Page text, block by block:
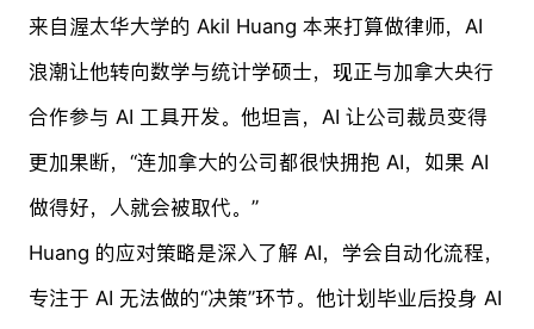
来自渥太华大学的 Akil Huang 本来打算做律师，AI
浪潮让他转向数学与统计学硕士，现正与加拿大央行
合作参与 AI 工具开发。他坦言，AI 让公司裁员变得
更加果断，“连加拿大的公司都很快拥抱 AI，如果 AI
做得好，人就会被取代。”
Huang 的应对策略是深入了解 AI，学会自动化流程，
专注于 AI 无法做的“决策”环节。他计划毕业后投身 AI